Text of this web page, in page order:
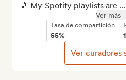
🎵 My Spotify playlists are ...
Ver más
Tasa de compartición
55%
Ver curadores